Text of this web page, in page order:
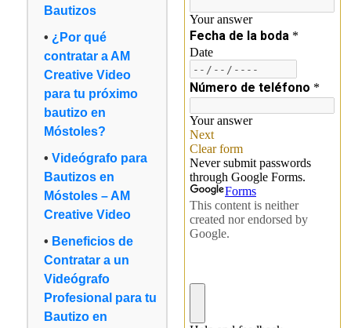
Bautizos
¿Por qué
contratar a AM
Creative Video
para tu próximo
bautizo en
Móstoles?
Videógrafo para
Bautizos en
Móstoles – AM
Creative Video
Beneficios de
Contratar a un
Videógrafo
Profesional para tu
Bautizo en